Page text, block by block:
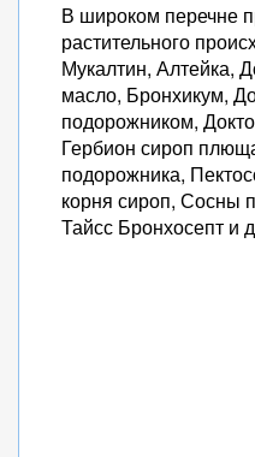
В широком перечне
растительного
Мукалтин, Алтейка,
масло, Бронхикум,
подорожником,
Гербион сироп
подорожника,
корня сироп, Сосны
Тайсс Бронхосепт и